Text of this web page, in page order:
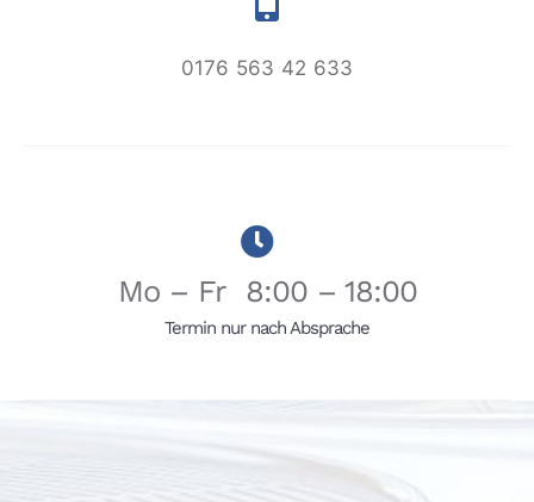
0176 563 42 633
Mo – Fr 8:00 – 18:00
Termin nur nach Absprache